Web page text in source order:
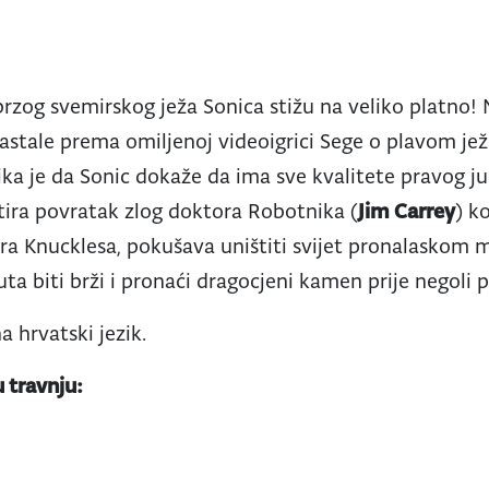
svemirskog ježa Sonica stižu na veliko platno!
prema omiljenoj videoigrici Sege o plavom
je da Sonic dokaže da ima sve kvalitete pravog
povratak zlog doktora Robotnika (Jim Carrey)
Knucklesa, pokušava uništiti svijet pronalaskom
biti brži i pronaći dragocjeni kamen prije negoli
hrvatski jezik.
travnju: